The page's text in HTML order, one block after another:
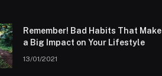
Remember! Bad Habits That Make
a Big Impact on Your Lifestyle
13/01/2021